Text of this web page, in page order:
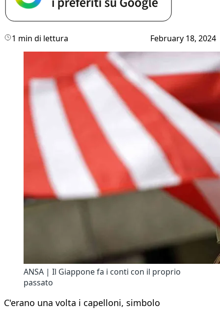
1 min di lettura February 18, 2024
ANSA | Il Giappone fa i conti con il proprio
passato
C'erano una volta i capelloni, simbolo